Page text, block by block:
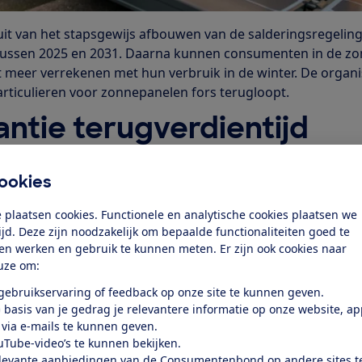
plaatsen cookies. Functionele en analytische cookies plaatsen we
Deze zijn noodzakelijk om bepaalde functionaliteiten goed te
werken en gebruik te kunnen meten. Er zijn ook cookies naar
om:
of feedback op onze site te kunnen geven.
basis van je gedrag je relevantere informatie op onze website,
e-mails te kunnen geven.
video’s te kunnen bekijken.
van het stapsgewijs afbouwen van de
2025 en 2031. Daarna kunnen consumenten in de
verrekenen met hun verbruik in de winter. De
voor zonnepanelen fors terugloopt.
terugverdientijd
blijven zonnepanelen een aantrekkelijke investering voor
jaar terugverdienen, stelt de minister. Maar hij biedt
zullen huurders minder bereid zijn om panelen te laten
te onzeker om in te investeren.
vinden het riskant dat de minister zich baseert op
Zo houdt hij er geen rekening mee dat steeds
voor salderen afwentelen op zonnepaneelbezitters.
installaties in de toekomst goedkoper worden.